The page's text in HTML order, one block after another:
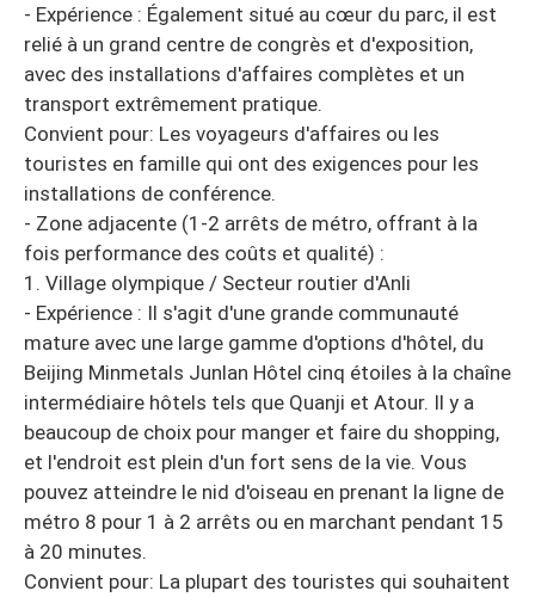
- Expérience : Également situé au cœur du parc, il est
relié à un grand centre de congrès et d'exposition,
avec des installations d'affaires complètes et un
transport extrêmement pratique.
Convient pour: Les voyageurs d'affaires ou les
touristes en famille qui ont des exigences pour les
installations de conférence.
- Zone adjacente (1-2 arrêts de métro, offrant à la
fois performance des coûts et qualité) :
1. Village olympique / Secteur routier d'Anli
- Expérience : Il s'agit d'une grande communauté
mature avec une large gamme d'options d'hôtel, du
Beijing Minmetals Junlan Hôtel cinq étoiles à la chaîne
intermédiaire hôtels tels que Quanji et Atour. Il y a
beaucoup de choix pour manger et faire du shopping,
et l'endroit est plein d'un fort sens de la vie. Vous
pouvez atteindre le nid d'oiseau en prenant la ligne de
métro 8 pour 1 à 2 arrêts ou en marchant pendant 15
à 20 minutes.
Convient pour: La plupart des touristes qui souhaitent